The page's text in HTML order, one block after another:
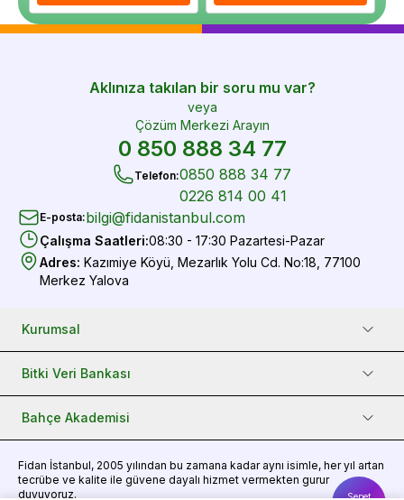
Sepet
Aklınıza takılan bir soru mu var?
veya
Çözüm Merkezi Arayın
0 850 888 34 77
Telefon:0850 888 34 77
0226 814 00 41
E-posta:bilgi@fidanistanbul.com
Çalışma Saatleri:08:30 - 17:30 Pazartesi-Pazar
Adres: Kazımiye Köyü, Mezarlık Yolu Cd. No:18, 77100
Merkez Yalova
Kurumsal
Bitki Veri Bankası
Bahçe Akademisi
Fidan İstanbul, 2005 yılından bu zamana kadar aynı isimle, her yıl artan
tecrübe ve kalite ile güvene dayalı hizmet vermekten gurur
duyuyoruz.